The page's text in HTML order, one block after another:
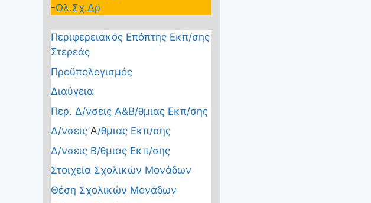
-Ολ.Σχ.Δρ
Περιφερειακός Επόπτης Εκπ/σης
Στερεάς
Προϋπολογισμός
Διαύγεια
Περ. Δ/νσεις Α&Β/θμιας Εκπ/σης
Δ/νσεις Α/θμιας Εκπ/σης
Δ/νσεις Β/θμιας Εκπ/σης
Στοιχεία Σχολικών Μονάδων
Θέση Σχολικών Μονάδων